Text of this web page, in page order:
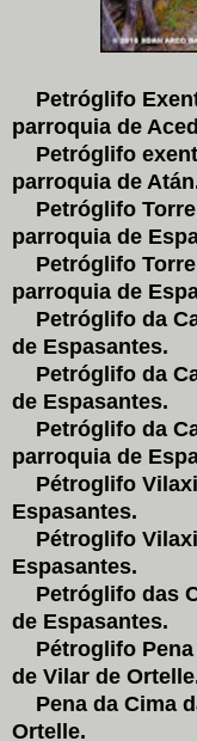
Petróglifo
parroquia de
Petróglifo
parroquia de
Petróglifo Torre
parroquia de
Petróglifo Torre
parroquia de
Petróglifo da
de Espasantes.
Petróglifo da
de Espasantes.
Petróglifo da
parroquia de
Pétroglifo
Espasantes.
Pétroglifo
Espasantes.
Petróglifo das
de Espasantes.
Pétroglifo Pena
de Vilar de
Pena da Cima
Ortelle.